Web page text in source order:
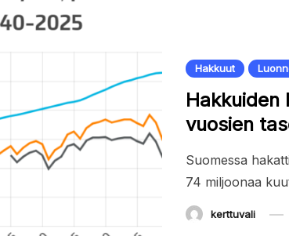
Hakkuut
Hakkuiden
vuosien
Suomessa
74 miljoonaa
kerttuvali